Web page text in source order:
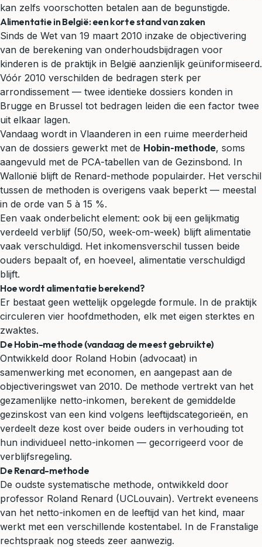
kan zelfs voorschotten betalen aan de begunstigde.
Alimentatie in België: een korte stand van zaken
Sinds de Wet van 19 maart 2010 inzake de objectivering
van de berekening van onderhoudsbijdragen voor
kinderen is de praktijk in België aanzienlijk geüniformiseerd.
Vóór 2010 verschilden de bedragen sterk per
arrondissement — twee identieke dossiers konden in
Brugge en Brussel tot bedragen leiden die een factor twee
uit elkaar lagen.
Vandaag wordt in Vlaanderen in een ruime meerderheid
van de dossiers gewerkt met de Hobin-methode, soms
aangevuld met de PCA-tabellen van de Gezinsbond. In
Wallonië blijft de Renard-methode populairder. Het verschil
tussen de methoden is overigens vaak beperkt — meestal
in de orde van 5 à 15 %.
Een vaak onderbelicht element: ook bij een gelijkmatig
verdeeld verblijf (50/50, week-om-week) blijft alimentatie
vaak verschuldigd. Het inkomensverschil tussen beide
ouders bepaalt of, en hoeveel, alimentatie verschuldigd
blijft.
Hoe wordt alimentatie berekend?
Er bestaat geen wettelijk opgelegde formule. In de praktijk
circuleren vier hoofdmethoden, elk met eigen sterktes en
zwaktes.
De Hobin-methode (vandaag de meest gebruikte)
Ontwikkeld door Roland Hobin (advocaat) in
samenwerking met economen, en aangepast aan de
objectiveringswet van 2010. De methode vertrekt van het
gezamenlijke netto-inkomen, berekent de gemiddelde
gezinskost van een kind volgens leeftijdscategorieën, en
verdeelt deze kost over beide ouders in verhouding tot
hun individueel netto-inkomen — gecorrigeerd voor de
verblijfsregeling.
De Renard-methode
De oudste systematische methode, ontwikkeld door
professor Roland Renard (UCLouvain). Vertrekt eveneens
van het netto-inkomen en de leeftijd van het kind, maar
werkt met een verschillende kostentabel. In de Franstalige
rechtspraak nog steeds zeer aanwezig.